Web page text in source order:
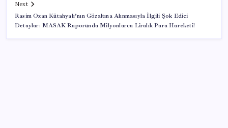
Next
Rasim Ozan Kütahyalı’nın Gözaltına Alınmasıyla İlgili Şok Edici
Detaylar: MASAK Raporunda Milyonlarca Liralık Para Hareketi!